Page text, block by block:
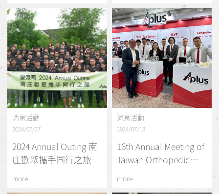
消息活動
2024/07/27
2024 Annual Outing 南
庄歡聚攜手同行之旅
more
消息活動
2024/07/13
16th Annual Meeting of
Taiwan Orthopedic
more